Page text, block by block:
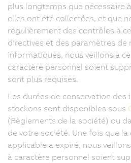
plus longtemps que nécessaire
elles ont été collectées, et que
régulièrement des contrôles à
directives et des paramètres de
informatiques, nous veillons à
caractère personnel soient
sont plus requises.
Les durées de conservation
stockons sont disponibles sous
(Règlements de la société) ou
de votre société. Une fois que
applicable a expiré, nous
à caractère personnel soient